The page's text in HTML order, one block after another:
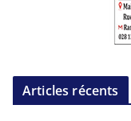
Articles récents